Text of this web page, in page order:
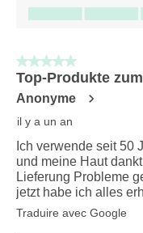
Rapport qualité-prix
5 sur 5 étoiles.
Top-Produkte
Anonyme
il y a un an
Ich verwende seit 50
und meine Haut
Lieferung Probleme
jetzt habe ich alles
Traduire avec Google